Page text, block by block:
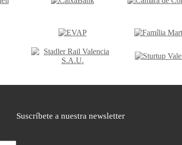
Suscríbete a nuestra newsletter